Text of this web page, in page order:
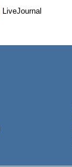
LiveJournal